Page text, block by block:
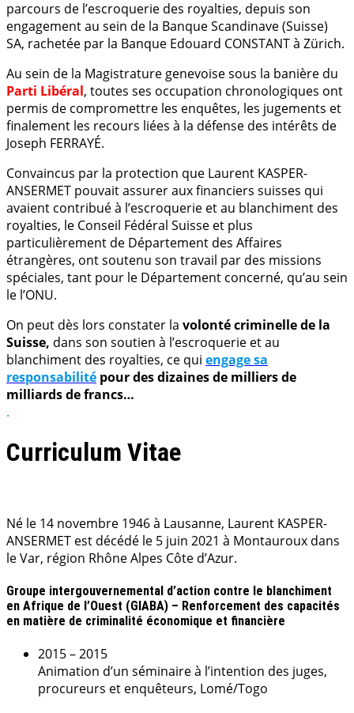
parcours de l’escroquerie des royalties, depuis son
engagement au sein de la Banque Scandinave (Suisse)
SA, rachetée par la Banque Edouard CONSTANT à Zürich.
Au sein de la Magistrature genevoise sous la banière du
Parti Libéral, toutes ses occupation chronologiques ont
permis de compromettre les enquêtes, les jugements et
finalement les recours liées à la défense des intérêts de
Joseph FERRAYÉ.
Convaincus par la protection que Laurent KASPER-
ANSERMET pouvait assurer aux financiers suisses qui
avaient contribué à l’escroquerie et au blanchiment des
royalties, le Conseil Fédéral Suisse et plus
particulièrement de Département des Affaires
étrangères, ont soutenu son travail par des missions
spéciales, tant pour le Département concerné, qu’au sein
le l’ONU.
On peut dès lors constater la volonté criminelle de la
Suisse, dans son soutien à l’escroquerie et au
blanchiment des royalties, ce qui engage sa
responsabilité pour des dizaines de milliers de
milliards de francs…
.
Curriculum Vitae
Né le 14 novembre 1946 à Lausanne, Laurent KASPER-
ANSERMET est décédé le 5 juin 2021 à Montauroux dans
le Var, région Rhône Alpes Côte d’Azur.
Groupe intergouvernemental d’action contre le blanchiment
en Afrique de l’Ouest (GIABA) – Renforcement des capacités
en matière de criminalité économique et financière
2015 – 2015
Animation d’un séminaire à l’intention des juges,
procureurs et enquêteurs, Lomé/Togo